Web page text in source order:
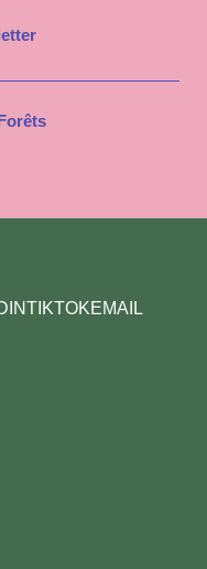
à
TIKTOKEMAIL